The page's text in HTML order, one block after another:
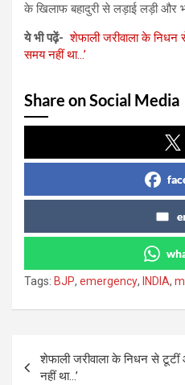
के खिलाफ बहादुरी से लड़ाई लड़ी और
ये भी पढ़ें-शेफाली जरीवाला के निधन
समय नहीं था…’
Share on Social Media
Tags: BJP, emergency, INDIA,
Post
navigation
शेफाली जरीवाला के निधन से
नहीं था…’